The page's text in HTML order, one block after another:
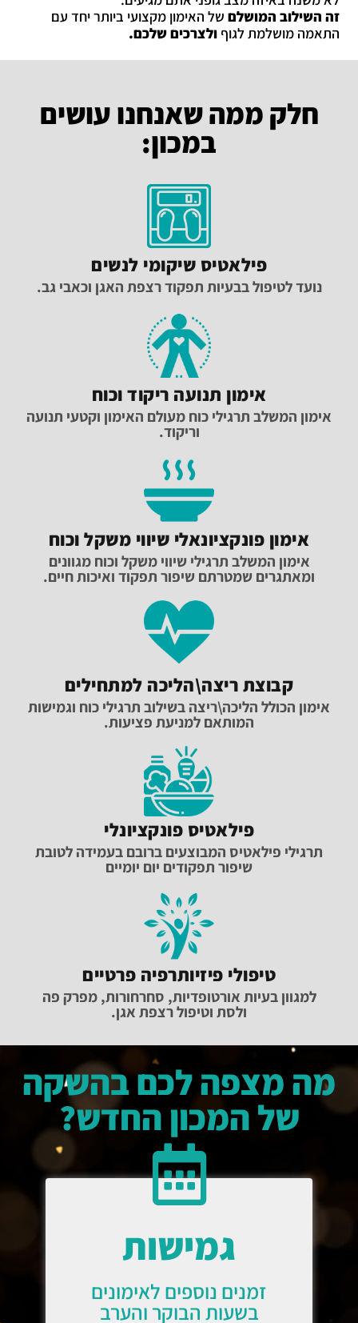
זה השילוב המושלםשל האימון מקצועי ביותר יחד עם
התאמה מושלמת לגוף ולצרכים שלכם.
חלק ממה שאנחנו עושים
במכון:
פילאטיס שיקומי לנשים
נועד לטיפול בבעיות תפקוד רצפת האגן וכאבי גב.
אימון תנועה ריקוד וכוח
אימון המשלב תרגילי כוח מעולם האימון וקטעי תנועה
וריקוד.
אימון פונקציונאלי שיווי משקל וכוח
אימון המשלב תרגילי שיווי משקל וכוח מגוונים
ומאתגרים שמטרתם שיפור תפקוד ואיכות חיים.
קבוצת ריצה\הליכה למתחילים
אימון הכולל הליכה\ריצה בשילוב תרגילי כוח וגמישות
המותאם למניעת פציעות.
פילאטיס פונקציונלי
תרגילי פילאטיס המבוצעים ברובם בעמידה לטובת
שיפור תפקודים יום יומיים
טיפולי פיזיותרפיה פרטיים
למגוון בעיות אורטופדיות, סחרחורות, מפרק פה
ולסת וטיפול רצפת אגן.
מה מצפה לכם בהשקה
של המכון החדש?
גמישות
זמנים נוספים לאימונים
בשעות הבוקר והערב